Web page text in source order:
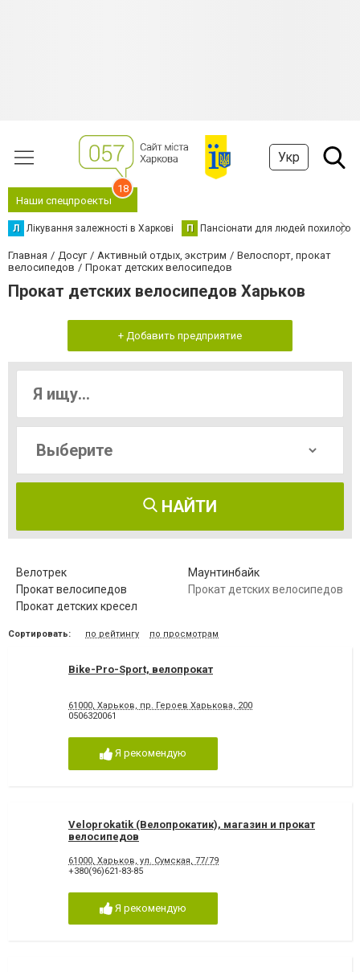
Укр
Наши спецпроекты
18
Л Лікування залежності в Харкові П Пансіонати для людей похилого
Главная Досуг Активный отдых, экстрим
Велоспорт, прокат
велосипедов
Прокат детских велосипедов
Прокат детских велосипедов Харьков
+ Добавить предприятие
НАЙТИ
Велотрек
Маунтинбайк
Прокат велосипедов
Прокат детских велосипедов
Прокат детских кресел
Сортировать: по рейтингу по просмотрам
Bike-Pro-Sport, велопрокат
61000, Харьков, пр. Героев Харькова, 200
0506320061
Я рекомендую
Veloprokatik (Велопрокатик), магазин и прокат
велосипедов
61000, Харьков, ул. Сумская, 77/79
+380(96)621-83-85
Я рекомендую